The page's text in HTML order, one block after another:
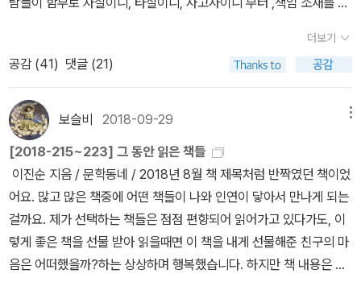
나 내 인생에 굵은 변곡점을 남긴 내게 공자의 도덕만큼 나를 진중하
게 만드는 것이 없다. 지금. 부끄러움이 없는 삶이라고 할까. 그렇다.
잎새에 이는 바람에도 괴로워했나 보다. 이제야 뒤늦게 하는 나의 후
회, 이 후회가 의미 있는 후회가 되게 하려면 앞으로 더는 부끄러운 짓
을 하지 말아야 한다. 노태강을 들여다보다가 나를 들여다본다. 어떤
색깔로든 색칠을 하고 싶었다. 네 명씩 묶은 세 개의 큰 이야기에 어울
리는 색을 입히고 싶었다. 오래 담고 싶었기 때문이다. 하나의 색을 고
르는 일은 애초부터 무모한 일이었다. 그 대신에 온갖 색깔로 뒤덮이
고 덧칠해진 내가 보였다. 마음이 이끄는 길을 따라 들은 이야기에, 상
처의 자리를 끌어안은 이야기에, 회의하고 거부하며 선택한 삶의 이
야기에 늘 내가 있었다. 질문에 답하는 사람의 삶을 들여다보면서 내
면서도 그중 다행인것은 실손보험도 없는 상태에서 중증환자로 수술
할때마다 가방도 내려놓으세요,라는 말에 의료기기를 담은거예요,라
고 말하지만 굳이 다가와서 손으로 훑고 뭐냐고 물으면 당당하게 주
머니 풀고 소변줄을 보여준다. 이제 그 기능을 상실한 신장을 떼어내
면 한밤중에 갑자기 온몸에 촉수처럼 관을 꽂은 외계 생물체가 되어
버린 듯한 느낌도 사라지게 될까. 과연 이런 것이 천만다행일까? 지
난 봄에 시집을 사고 남긴 글을 찾았다. 쉽고 간단할 줄 알았던 시술이
불가능하게 되었고 참담한 마음을 보여주기는 싫어서 아무렇지 않은
척했지만 결국 식욕을 잃고 돌아누워 베개에 머리를 박고 있다가 문
득 권민경시인의 시집 제목이 떠올라 책을 주문하고 읽은 기억이 있
에 내 옆의 다정한 친구들과 같은 존재로 끌어당기는 순간은 바로 이
럴 때입니다. 그거 저도 알아요. 환장하죠. 고생 많이 하셨겠어요. 지
금은, 괜찮으시죠? 공감이라는 건 마음만 먹으면 너무 쉽게 만들 수
있는 무형의 교집합 같은 거잖아요. 여기서 조금 더 나가면 라포를 형
성한다는 웬지 친해지기 어려운 개념도 나오기도 하는 것 같습니다면
여하간 간단히 인간 대 인간 사이의 친밀감을 만들어나가는 관계맺기
의 기본을 이야기할 때 누구나 공감은 쉽게 떠올릴 수 있습니다. 저 사
람과 내가 통할만한 게 뭐가 있을까... 생각하게 되니까요. 흐릿한 '누
군가'에게서 한 사람의 선명한 인간적인 모습을 읽는다는 건 다시 말
해 언제 어느 순간에도 튀어나올 수 있는 공격성(또는 방어성)을 한
단계 낮추게도 해 주는만큼, 공감지수가 높아질수록 상호이해도가 높
동시다발적으로 처리해도 늘 집에 있는, 시간이 남는 사람으로 치부
된다. 학교 총회에서도 슈렉의 엄마인지 뭔지 이름마저 전근대적인
녹색어머니회 이야기를 하며 집에 계신 어머님?들은 되도록이면 나
은 정말 소중하다. 한번은 주부들이 많이 다니는 사이트에서 녹색어
머니를 공공근로로 돌려야 한다는 취지로 글을 길게 썼다가 댓글 포
화를 받았다. 학교 자원봉사인데 그 정도는 엄마들이 해줄 수 있지 않
냐고. 나는 학생들 안전에 직결된 것이고, 학부모에게만 부담을 지게
하는 것은 문제가 있다고 본다. 노년층 인력을 활용해 공공근로의 형
태가 되는 것이 좋다고 생각한다. 이미 학교지킴이는 그런 식으로 운
영되고 있는데 매일 필요한 인력을 이런 식의 자원봉사에 기대는 것
은 무리이다. 하지만 이제는 이런 주제를 주변에는 말하지 않는다. 그
뚱한 얘기들을 쏟아내고 있다.사람이 눈과 귀와 콧구멍 다 두개인데
입이 한개인 이유는,아무 말이나 뱉어내지 말고 입다물고 조심하라는
의미일 것이다. 당신이 반짝이던 순간 이진순 지음 / 문학동네 / 20
18년 8월 [eBook] 당신이 반짝이던 순간 이진순 지음 / 문학동네
/ 2018년 12월 이진순 님의 '당신이 반짝이던 순간'을 읽었다.이 책은
이웃 알라디너의 서평을 보고 마음에 들어 찜해놓았던 것을, 다른 이
웃 알라디너가 선물해 주셨다.감사한 마음으로 아껴 읽었다.진심이
열리는 열두 번의 만남이란 부제를 달고 있는데, 한겨레신문 토요판
'이진순의 열림'을 6년동안 연재하고 그 분들이 122명에 이르렀는데,
그 가운데서 12명을 추린 것이란다. 책의 처음이 세월호 김관홍 잠수
사의 부인 김혜연 님의 얘기여서,너무 아파서 책을 여러번 치워놨다
더보기
공감 (41) 댓글 (21)
보슬비 2018-09-29
[2018-215~223] 그 동안 읽은 책들
이진순 지음 / 문학동네 / 2018년 8월 책 제목처럼 반짝였던 책이었
어요. 많고 많은 책중에 어떤 책들이 나와 인연이 닿아서 만나게 되는
걸까요. 제가 선택하는 책들은 점점 편향되어 읽어가고 있다가도, 이
렇게 좋은 책을 선물 받아 읽을때면 이 책을 내게 선물해준 친구의 마
음은 어떠했을까?하는 상상하며 행복했습니다. 하지만 책 내용은 제